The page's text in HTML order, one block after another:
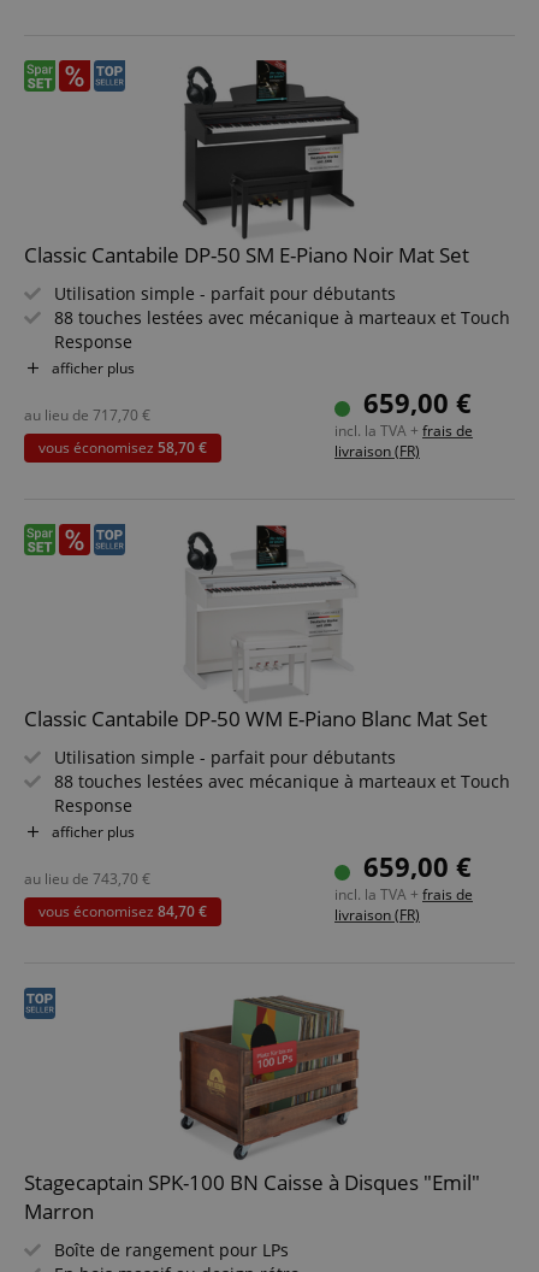
Classic Cantabile DP-50 SM E-Piano Noir Mat Set
Utilisation simple - parfait pour débutants
88 touches lestées avec mécanique à marteaux et Touch
Response
14 Voices, 13 effets, polyphonie max : 32, fonction arrêt
Fonctions Layer, Split, Twin-Piano, fonction
enregistrement, métronome
Réglage de l?accord : transposition & accord fin
Pack économique incluant banc de piano, casque et
méthode de piano
afficher plus
659,00 €
incl. la TVA + frais de
livraison (FR)
au lieu de 717,70 €
vous économisez 58,70 €
Classic Cantabile DP-50 WM E-Piano Blanc Mat Set
Utilisation simple - parfait pour débutants
88 touches lestées avec mécanique à marteaux et Touch
Response
14 Voices, 13 effets, polyphonie max : 32, fonction arrêt
Fonctions Layer, Split, Twin-Piano, enregistrement,
métronome
Réglage de l?accord : transposition & accord fin
Pack économique incluant banc de piano, casque et
méthode de piano
afficher plus
659,00 €
incl. la TVA + frais de
livraison (FR)
au lieu de 743,70 €
vous économisez 84,70 €
Stagecaptain SPK-100 BN Caisse à Disques "Emil"
Marron
Boîte de rangement pour LPs